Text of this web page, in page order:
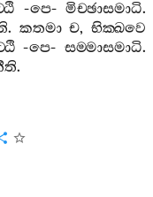
-පෙ- මිච‍්ඡාසමාධි.
. කතමා ච,භික‍්ඛවෙ
-පෙ- සම‍්මාසමාධි.
.